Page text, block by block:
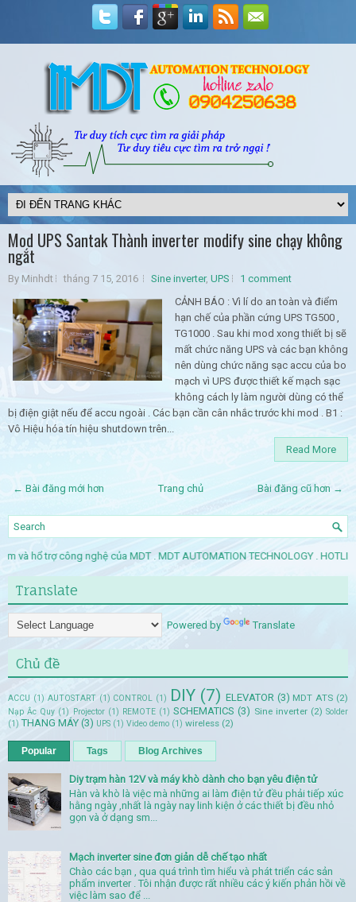
Mod UPS Santak Thành inverter modify sine chạy không
ngắt
By Minhdt tháng 7 15, 2016 Sine inverter, UPS
1 comment
CẢNH BÁO : Vì lí do an toàn và điểm
hạn chế của phần cứng UPS TG500 ,
TG1000 . Sau khi mod xong thiết bị sẽ
mất chức năng UPS và các bạn không
nên dùng chức năng sạc accu của bo
mạch vì UPS được thiết kế mạch sạc
không cách ly làm người dùng có thể
bị điện giật nếu để accu ngoài . Các bạn cần cân nhắc trước khi mod . B1 :
Vô Hiệu hóa tín hiệu shutdown trên...
Read More
← Bài đăng mới hơn Bài đăng cũ hơn →
Trang chủ
hổ trợ công nghệ của MDT . MDT AUTOMATION TECHNOLOGY .
Translate
Powered by Translate
Chủ đề
ACCU (1) AUTOSTART (1) CONTROL (1) DIY (7) ELEVATOR (3) MDT ATS (2)
Nạp Ắc Quy (1) Projector (1) REMOTE (1) SCHEMATICS (3) Sine inverter (2) Solder
(1) THANG MÁY (3) UPS (1) Video demo (1) wireless (2)
Popular Tags Blog Archives
Diy trạm hàn 12V và máy khò dành cho bạn yêu điện tử
Hàn và khò là việc mà những ai làm điện tử đều phải tiếp xúc
hằng ngày ,nhất là ngày nay linh kiện ở các thiết bị đều nhỏ
gọn và ở dạng sm...
Mạch inverter sine đơn giản dễ chế tạo nhất
Chào các bạn , qua quá trình tìm hiểu và phát triển các sản
phẩm inverter . Tôi nhận được rất nhiều các ý kiến phản hồi về
việc làm sao để ...